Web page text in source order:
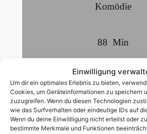
Einwilligung
Um dir ein optimales Erlebnis zu bieten,
Cookies, um Geräteinformationen zu speichern
zuzugreifen. Wenn du diesen Technologien
wie das Surfverhalten oder eindeutige IDs auf
Wenn du deine Einwillligung nicht erteilst oder
bestimmte Merkmale und Funktionen
Komödie
88 Min
ab 12 Jahren
lesbische